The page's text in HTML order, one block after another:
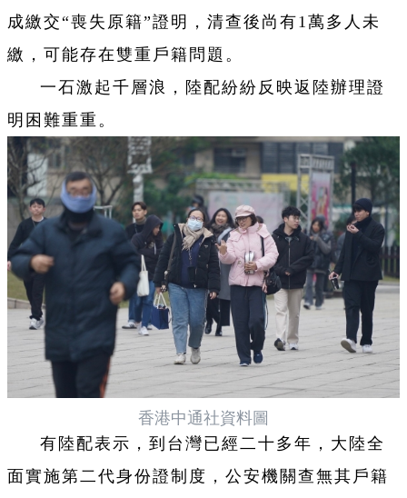
成繳交“喪失原籍”證明，清查後尚有1萬多人未
繳，可能存在雙重戶籍問題。
一石激起千層浪，陸配紛紛反映返陸辦理證
明困難重重。
香港中通社資料圖
有陸配表示，到台灣已經二十多年，大陸全
面實施第二代身份證制度，公安機關查無其戶籍